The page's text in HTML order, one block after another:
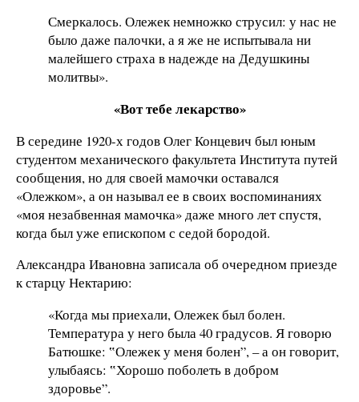
Смеркалось. Олежек немножко струсил: у нас не
было даже палочки, а я же не испытывала ни
малейшего страха в надежде на Дедушкины
молитвы».
«Вот тебе лекарство»
В середине 1920-х годов Олег Концевич был юным
студентом механического факультета Института путей
сообщения, но для своей мамочки оставался
«Олежком», а он называл ее в своих воспоминаниях
«моя незабвенная мамочка» даже много лет спустя,
когда был уже епископом с седой бородой.
Александра Ивановна записала об очередном приезде
к старцу Нектарию:
«Когда мы приехали, Олежек был болен.
Температура у него была 40 градусов. Я говорю
Батюшке: ‟Олежек у меня болен”, – а он говорит,
улыбаясь: ‟Хорошо поболеть в добром
здоровье”.